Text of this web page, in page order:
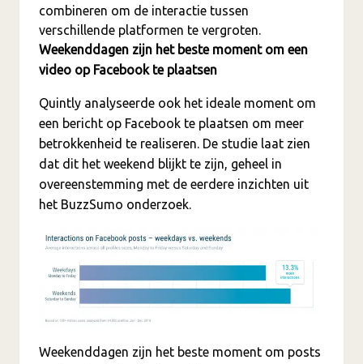
combineren om de interactie tussen
verschillende platformen te vergroten.
Weekenddagen zijn het beste moment om een
video op Facebook te plaatsen
Quintly analyseerde ook het ideale moment om
een bericht op Facebook te plaatsen om meer
betrokkenheid te realiseren. De studie laat zien
dat dit het weekend blijkt te zijn, geheel in
overeenstemming met de eerdere inzichten uit
het BuzzSumo onderzoek.
Weekenddagen zijn het beste moment om posts